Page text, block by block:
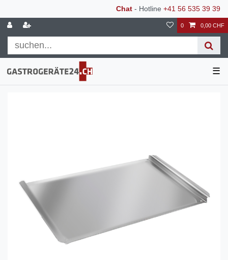
Chat - Hotline +41 56 535 39 39
0 0,00 CHF
☰